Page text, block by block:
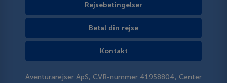
Rejsebetingelser
Betal din rejse
Kontakt
Aventurarejser ApS, CVR-nummer 41958804, Center